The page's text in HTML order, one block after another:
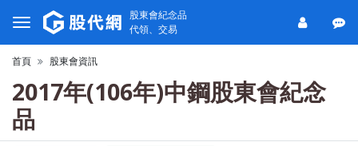
股東會紀念品
代領、交易
首頁 股東會資訊
2017年(106年)中鋼股東會紀念
品